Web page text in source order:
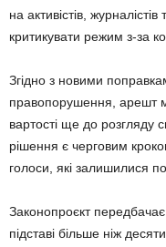
на активістів,
критикувати режим з-за
Згідно з новими
правопорушення, арешт
вартості ще до
рішення є черговим
голоси, які залишилися
Законопроєкт
підставі більше ніж